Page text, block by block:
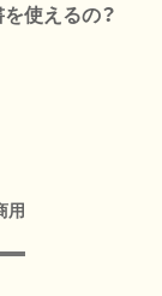
使えるの？
用